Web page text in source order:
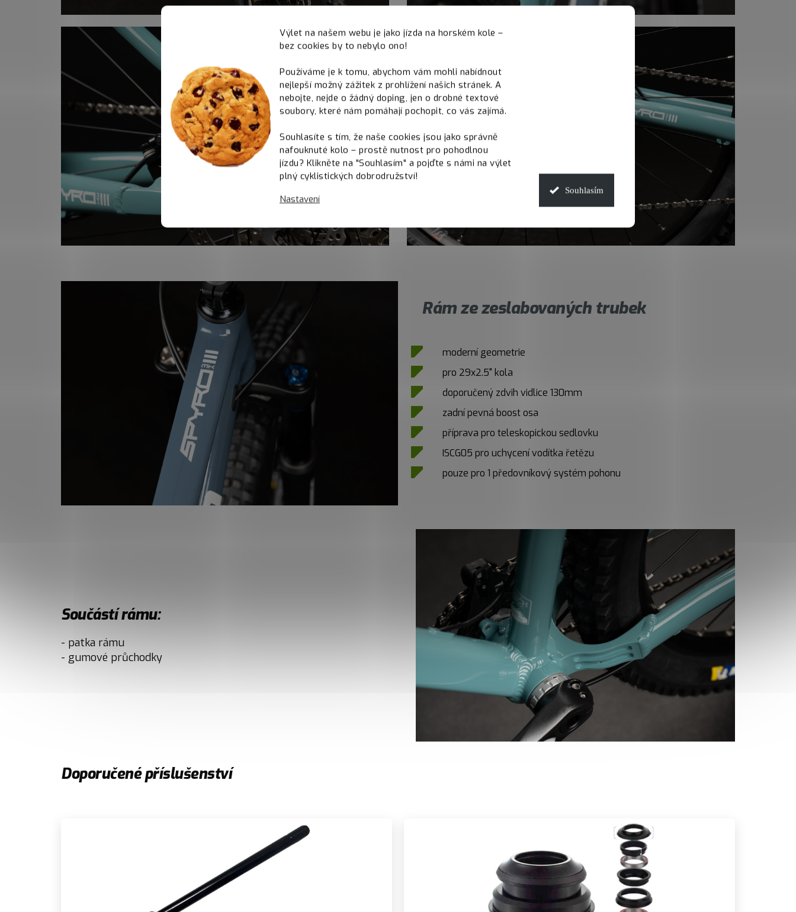
Výlet na našem webu je jako jízda na horském kole –
bez cookies by to nebylo ono!
Používáme je k tomu, abychom vám mohli nabídnout
nejlepší možný zážitek z prohlížení našich stránek. A
nebojte, nejde o žádný doping, jen o drobné textové
soubory, které nám pomáhají pochopit, co vás zajímá.
Souhlasíte s tím, že naše cookies jsou jako správně
nafouknuté kolo – prostě nutnost pro pohodlnou
jízdu? Klikněte na "Souhlasím" a pojďte s námi na výlet
plný cyklistických dobrodružství!
Nastavení
Souhlasím
Rám ze zeslabovaných trubek
moderní geometrie
pro 29x2.5" kola
doporučený zdvih vidlice 130mm
zadní pevná boost osa
příprava pro teleskopickou sedlovku
ISCG05 pro uchycení vodítka řetězu
pouze pro 1 předovníkový systém pohonu
Součástí rámu:
- patka rámu
- gumové průchodky
Doporučené příslušenství